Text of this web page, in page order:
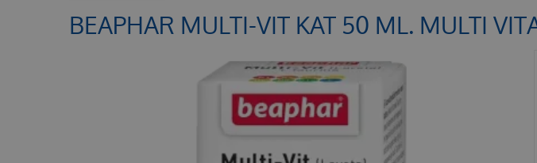
BEAPHAR MULTI-VIT KAT 50 ML. MULTI